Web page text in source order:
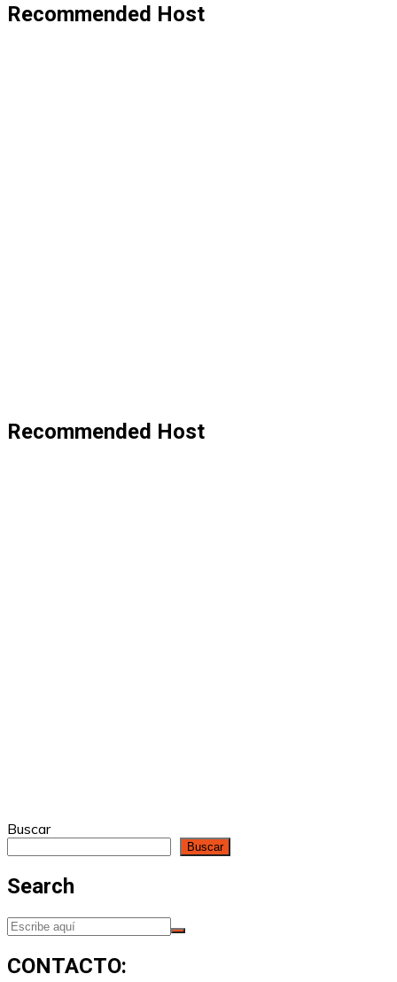
Recommended Host
Recommended Host
Buscar
Buscar
Search
CONTACTO: